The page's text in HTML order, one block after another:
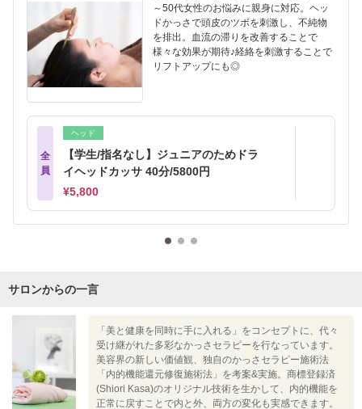
～50代女性のお悩みに親身に対応。ヘッ
ドかっさで頭皮のツボを刺激し、不純物
を排出。血流の滞りを改善することで
様々な効果が期待♪経絡を刺激することで
リフトアップにも◎
全
員
ヘッド
【学生/指名なし】ジュニアのためドラ
イヘッドカッサ 40分/5800円
¥5,800
サロンからの一言
「美と健康を同時に手に入れる」をコンセプトに、代々
受け継がれた多彩なかっさセラピーを行なっています。
美容界の新しい価値観、独自のかっさセラピー施術法
「内的機能還元修復施術法」を考案&実施。商標登録済
(Shiori Kasa)のオリジナル技術を生かして、内的機能を
正常に戻すことで内と外、両方の変化も実感できます。